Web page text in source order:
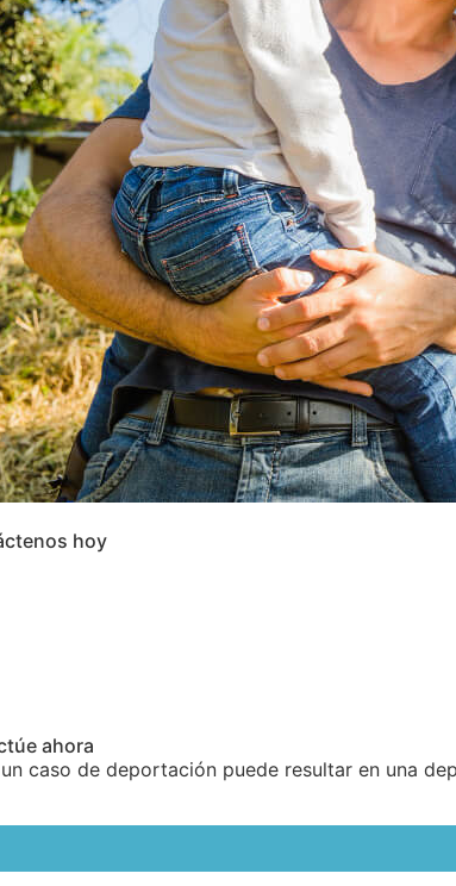
hoy
ahora
caso de deportación puede resultar en una